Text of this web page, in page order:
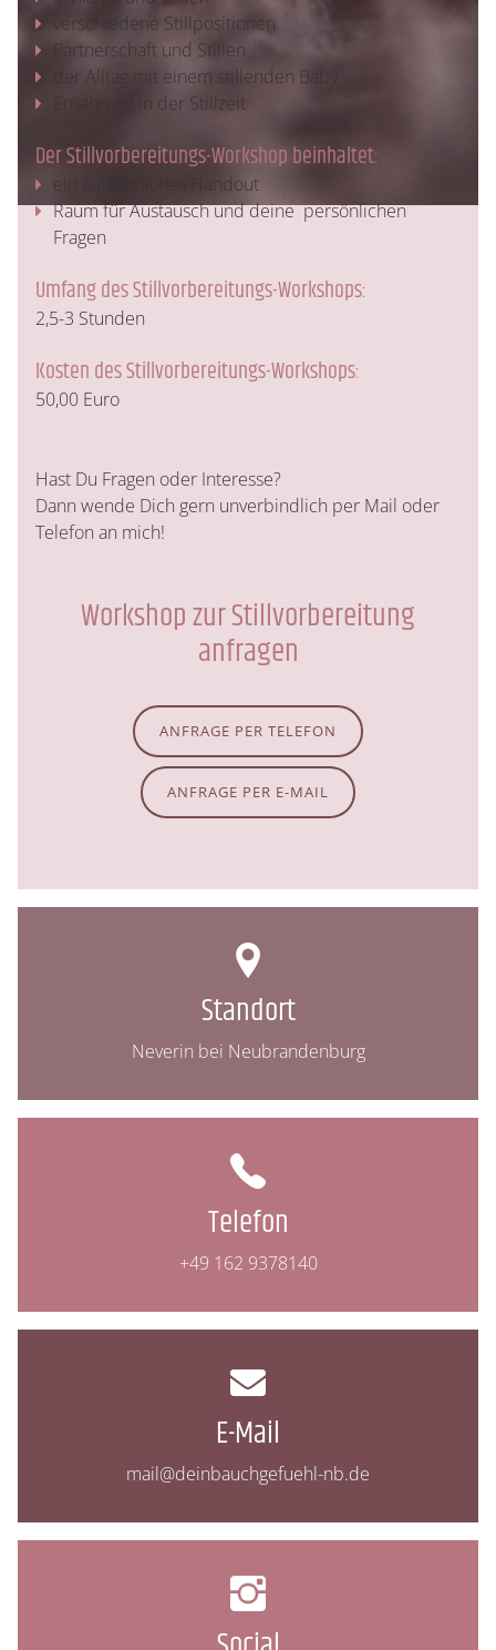
verschiedene Stillpositionen
Partnerschaft und Stillen
der Alltag mit einem stillenden Baby
Ernährung in der Stillzeit
Der Stillvorbereitungs-Workshop beinhaltet:
ein ausführliches Handout
Raum für Austausch und deine persönlichen
Fragen
Umfang des Stillvorbereitungs-Workshops:
2,5-3 Stunden
Kosten des Stillvorbereitungs-Workshops:
50,00 Euro
Hast Du Fragen oder Interesse?
Dann wende Dich gern unverbindlich per Mail oder
Telefon an mich!
Workshop zur Stillvorbereitung
anfragen
ANFRAGE PER TELEFON
ANFRAGE PER E-MAIL
Standort
Neverin bei Neubrandenburg
Telefon
+49 162 9378140
E-Mail
mail@deinbauchgefuehl-nb.de